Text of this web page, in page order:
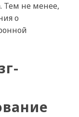
Тем не менее,
о